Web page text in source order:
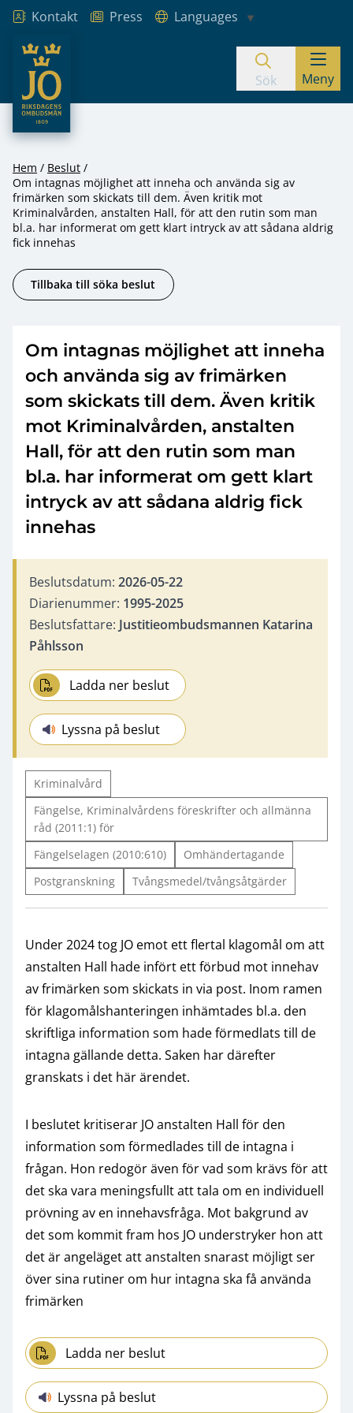
Hoppa till innehåll
Kontakt Press
Languages
JO – Riksdagens Ombudsmän
Sök Meny
Hem
Beslut
Om intagnas möjlighet att inneha och använda sig av
frimärken som skickats till dem. Även kritik mot
Kriminalvården, anstalten Hall, för att den rutin som man
bl.a. har informerat om gett klart intryck av att sådana aldrig
fick innehas
Tillbaka till söka beslut
Om intagnas möjlighet att inneha
och använda sig av frimärken
som skickats till dem. Även kritik
mot Kriminalvården, anstalten
Hall, för att den rutin som man
bl.a. har informerat om gett klart
intryck av att sådana aldrig fick
innehas
Beslutsdatum: 2026-05-22
Diarienummer: 1995-2025
Beslutsfattare: Justitieombudsmannen Katarina
Påhlsson
Ladda ner beslut
Lyssna på beslut
Kriminalvård
Fängelse, Kriminalvårdens föreskrifter och allmänna
råd (2011:1) för
Fängelselagen (2010:610)
Omhändertagande
Postgranskning
Tvångsmedel/tvångsåtgärder
Under 2024 tog JO emot ett flertal klagomål om att
anstalten Hall hade infört ett förbud mot innehav
av frimärken som skickats in via post. Inom ramen
för klagomålshanteringen inhämtades bl.a. den
skriftliga information som hade förmedlats till de
intagna gällande detta. Saken har därefter
granskats i det här ärendet.
I beslutet kritiserar JO anstalten Hall för den
information som förmedlades till de intagna i
frågan. Hon redogör även för vad som krävs för att
det ska vara meningsfullt att tala om en individuell
prövning av en innehavsfråga. Mot bakgrund av
det som kommit fram hos JO understryker hon att
det är angeläget att anstalten snarast möjligt ser
över sina rutiner om hur intagna ska få använda
frimärken
Ladda ner beslut
Lyssna på beslut